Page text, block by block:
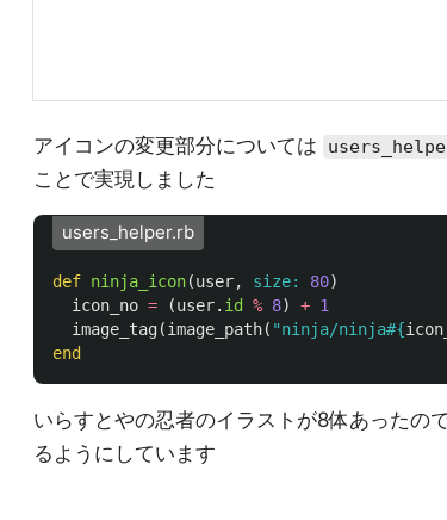
アイコンの変更部分については
ことで実現しました
users_helper.rb
def ninja_icon(user, size: 80)
icon_no = (user. id % 8) + 1
image_tag(image_path( "ninja/ninja#{
end
いらすとやの忍者のイラストが8体あったの
るようにしています